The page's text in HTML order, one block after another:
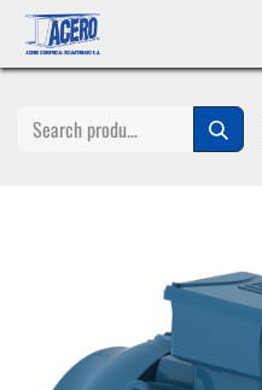
Ir al contenido